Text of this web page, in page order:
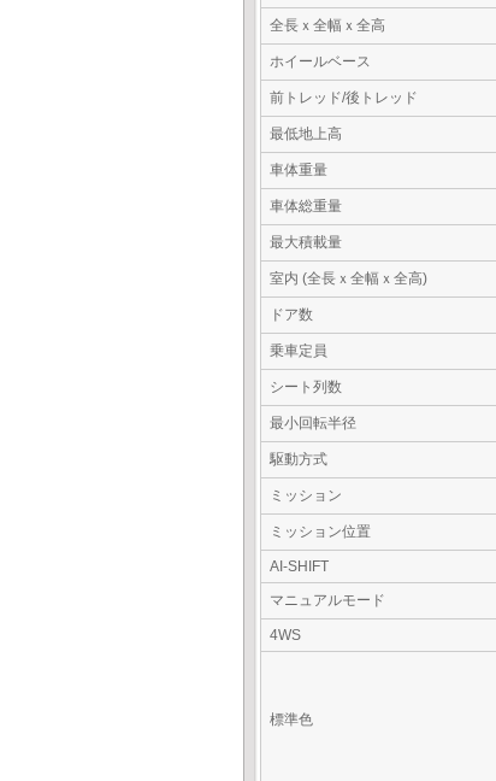
全長ｘ全幅ｘ全高
ホイールベース
前トレッド/後トレッド
最低地上高
車体重量
車体総重量
最大積載量
室内 (全長ｘ全幅ｘ全高)
ドア数
乗車定員
シート列数
最小回転半径
駆動方式
ミッション
ミッション位置
AI-SHIFT
マニュアルモード
4WS
標準色